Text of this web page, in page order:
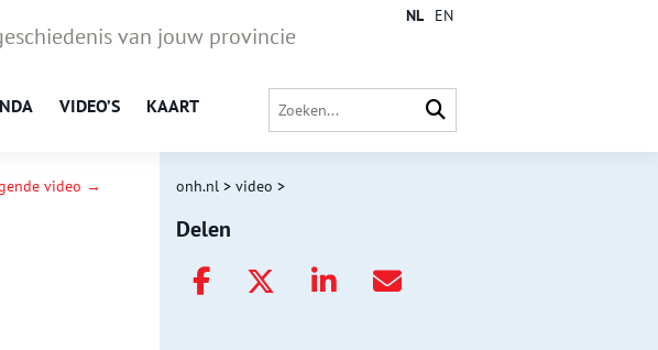
van jouw provincie
VIDEO’S KAART
NL EN
video → onh.nl > video >
Delen